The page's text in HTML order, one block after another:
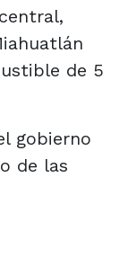
de 5
gobierno
de las